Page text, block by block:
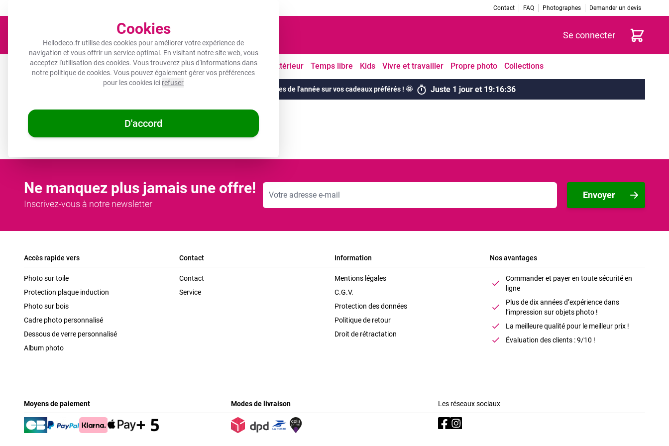
Cookies
Hellodeco.fr utilise des cookies pour améliorer votre expérience de
navigation et vous offrir un service optimal. En visitant notre site web, vous
acceptez l'utilisation des cookies. Vous trouverez plus d'informations dans
notre politique de cookies. Vous pouvez également gérer vos préférences
pour les cookies ici refuser
D'accord
Contact FAQ Photographes Demander un devis
Se connecter Panier
Toile Protection plaque induction Décoration murale Cuisine À l'extérieur Temps libre Kids Vivre et travailler Propre photo Collections
Les meilleures remises de l'année sur vos cadeaux préférés ! 🌞 Juste 1 jour et 19:16:36
Collections de sets de table
Ne manquez plus jamais une offre!
Inscrivez-vous à notre newsletter
Adresse mail
Envoyer
Accès rapide vers
Photo sur toile
Protection plaque induction
Photo sur bois
Cadre photo personnalisé
Dessous de verre personnalisé
Album photo
Contact
Contact
Service
Information
Mentions légales
C.G.V.
Protection des données
Politique de retour
Droit de rétractation
Nos avantages
Commander et payer en toute sécurité en
ligne
Plus de dix années d’expérience dans
l’impression sur objets photo !
La meilleure qualité pour le meilleur prix !
Évaluation des clients : 9/10 !
Moyens de paiement Modes de livraison Les réseaux sociaux